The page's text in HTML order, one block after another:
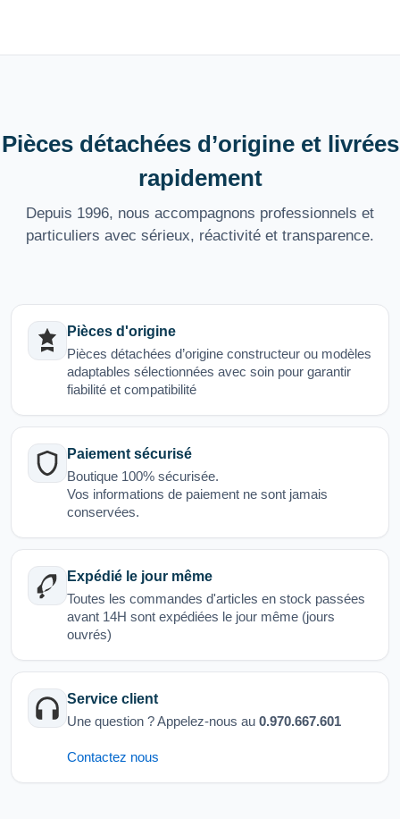
Pièces détachées d’origine et livrées
rapidement
Depuis 1996, nous accompagnons professionnels et
particuliers avec sérieux, réactivité et transparence.
Pièces d'origine
Pièces détachées d’origine constructeur ou modèles
adaptables sélectionnées avec soin pour garantir
fiabilité et compatibilité
Paiement sécurisé
Boutique 100% sécurisée.
Vos informations de paiement ne sont jamais
conservées.
Expédié le jour même
Toutes les commandes d'articles en stock passées
avant 14H sont expédiées le jour même (jours
ouvrés)
Service client
Une question ? Appelez-nous au 0.970.667.601
Contactez nous